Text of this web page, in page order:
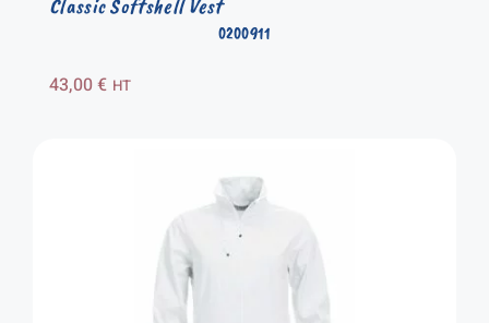
0200911
Classic Softshell Vest
43,00€ HT